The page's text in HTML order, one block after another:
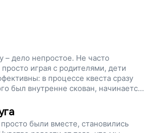
– дело непростое. Не часто
играя с родителями, дети
в процессе квеста сразу
был внутренне скован, начинается
поможем еще большему числу
другом!
были вместе, становились